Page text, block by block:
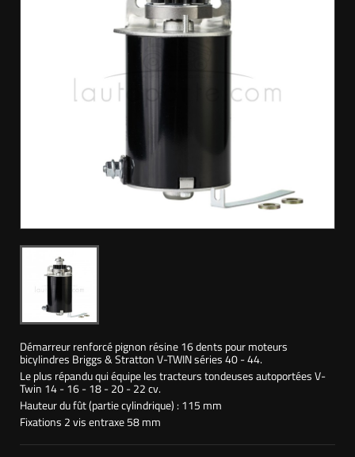
Démarreur renforcé pignon résine 16 dents pour moteurs
bicylindres Briggs & Stratton V-TWIN séries 40 - 44.
Le plus répandu qui équipe les tracteurs tondeuses autoportées V-
Twin 14 - 16 - 18 - 20 - 22 cv.
Hauteur du fût (partie cylindrique) : 115 mm
Fixations 2 vis entraxe 58 mm